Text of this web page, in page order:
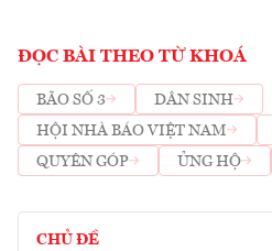
ĐỌC BÀI THEO TỪ KHOÁ
BÃO SỐ 3
DÂN SINH
HỘI NHÀ BÁO VIỆT NAM
QUYÊN GÓP
ỦNG HỘ
CHỦ ĐỀ